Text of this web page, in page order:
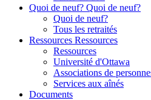
Quoi de neuf? Quoi de neuf?
Quoi de neuf?
Tous les retraités
Ressources Ressources
Ressources
Université d'Ottawa
Associations de
Services aux aînés
Documents